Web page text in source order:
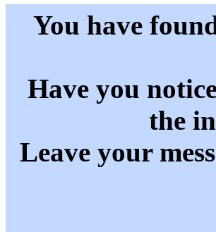
You have
Have you
the
Leave your